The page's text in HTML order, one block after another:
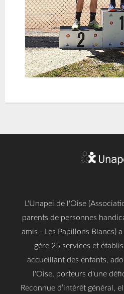
L'Unapei de l'Oise
parents de personnes
amis - Les Papillons Blancs)
gère 25 services et
accueillant des enfants,
l'Oise, porteurs d'une
Reconnue d’intérêt général,